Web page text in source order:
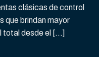
clásicas de control
que brindan mayor
total desde el […]